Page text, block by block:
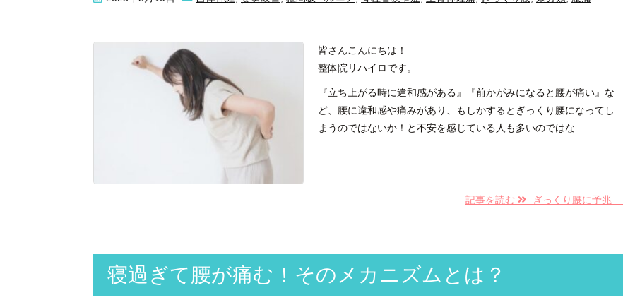
皆さんこんにちは！
整体院リハイロです。
『立ち上がる時に違和感がある』『前かがみになると腰が痛い』な
ど、腰に違和感や痛みがあり、もしかするとぎっくり腰になってし
まうのではないか！と不安を感じている人も多いのではな ...
記事を読む ぎっくり腰に予兆 ...
寝過ぎて腰が痛む！そのメカニズムとは？